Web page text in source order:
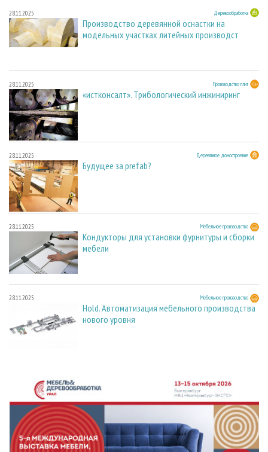
28.11.2025 Деревообработка
Производство деревянной оснастки на
модельных участках литейных производст
28.11.2025 Производство плит
«истконсалт». Трибологический инжиниринг
28.11.2025 Деревянное домостроение
Будущее за prefab?
28.11.2025 Мебельное производство
Кондукторы для установки фурнитуры и сборки
мебели
28.11.2025 Мебельное производство
Hold. Автоматизация мебельного производства
нового уровня